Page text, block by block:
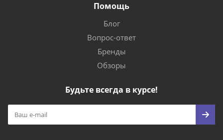
Помощь
Блог
Вопрос-ответ
Бренды
Обзоры
Будьте всегда в курсе!